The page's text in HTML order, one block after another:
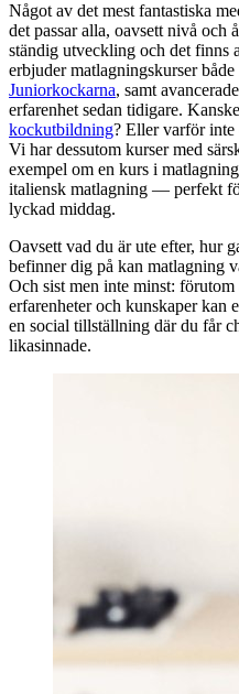
Något av det mest fantastiska
det passar alla, oavsett nivå och
ständig utveckling och det finns
erbjuder matlagningskurser
Juniorkockarna, samt
erfarenhet sedan tidigare.
kockutbildning? Eller varför inte
Vi har dessutom kurser med
exempel om en kurs i
italiensk matlagning — perfekt
lyckad middag.
Oavsett vad du är ute efter, hur
befinner dig på kan matlagning
Och sist men inte minst:
erfarenheter och kunskaper kan
en social tillställning där du får
likasinnade.